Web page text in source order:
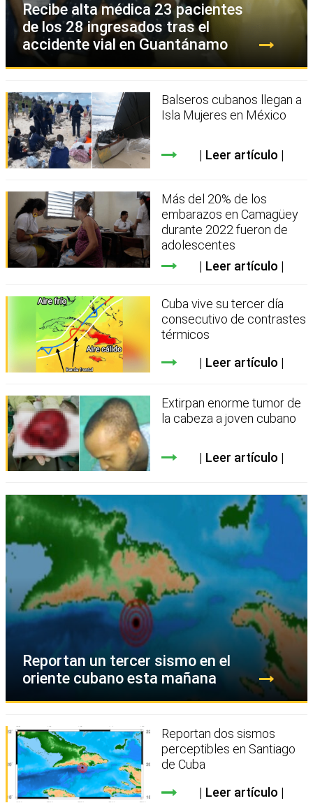
Recibe alta médica 23 pacientes
de los 28 ingresados tras el
accidente vial en Guantánamo
Balseros cubanos llegan a
Isla Mujeres en México
Leer artículo
Más del 20% de los
embarazos en Camagüey
durante 2022 fueron de
adolescentes
Leer artículo
Cuba vive su tercer día
consecutivo de contrastes
térmicos
Leer artículo
Extirpan enorme tumor de
la cabeza a joven cubano
Leer artículo
Reportan un tercer sismo en el
oriente cubano esta mañana
Reportan dos sismos
perceptibles en Santiago
de Cuba
Leer artículo